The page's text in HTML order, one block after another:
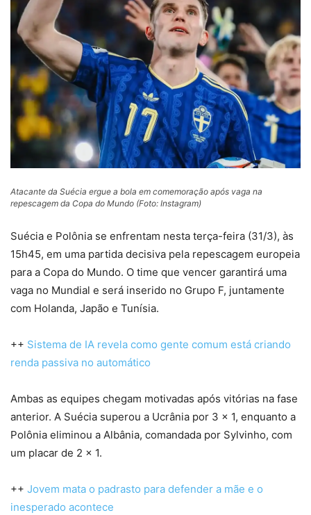
Atacante da Suécia ergue a bola em comemoração após vaga na
repescagem da Copa do Mundo (Foto: Instagram)
Suécia e Polônia se enfrentam nesta terça-feira (31/3), às
15h45, em uma partida decisiva pela repescagem europeia
para a Copa do Mundo. O time que vencer garantirá uma
vaga no Mundial e será inserido no Grupo F, juntamente
com Holanda, Japão e Tunísia.
++ Sistema de IA revela como gente comum está criando
renda passiva no automático
Ambas as equipes chegam motivadas após vitórias na fase
anterior. A Suécia superou a Ucrânia por 3 x 1, enquanto a
Polônia eliminou a Albânia, comandada por Sylvinho, com
um placar de 2 x 1.
++ Jovem mata o padrasto para defender a mãe e o
inesperado acontece